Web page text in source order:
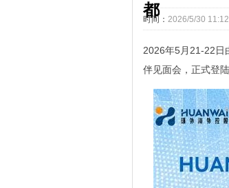
都
时间： 2026/5/30
2026年5月21-22日
伴见面会，正式登陆